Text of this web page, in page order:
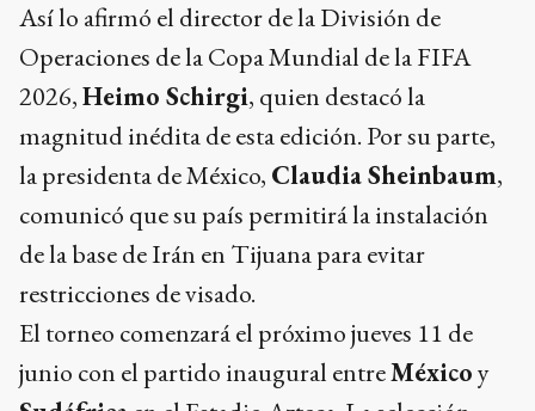
Así lo afirmó el director de la División de
Operaciones de la Copa Mundial de la FIFA
2026,Heimo Schirgi, quien destacó la
magnitud inédita de esta edición. Por su parte,
la presidenta de México, Claudia Sheinbaum,
comunicó que su país permitirá la instalación
de la base de Irán en Tijuana para evitar
restricciones de visado.
El torneo comenzará el próximo jueves 11 de
junio con el partido inaugural entreMéxicoy